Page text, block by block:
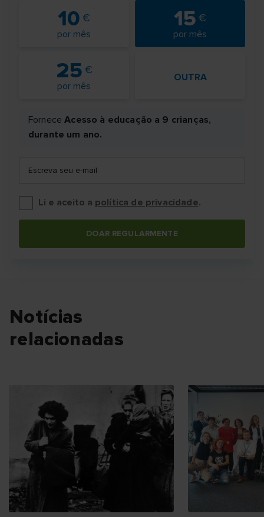
10
por mês
15
por mês
25
por mês
OUTRA
ForneceAcesso à educação a 9 crianças,
durante um ano.
Escreva seu e-mail
Li e aceito a política de privacidade.
DOAR REGULARMENTE
Notícias
relacionadas